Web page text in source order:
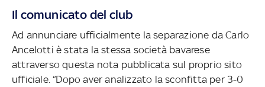
Il comunicato del club
Ad annunciare ufficialmente la separazione da Carlo
Ancelotti è stata la stessa società bavarese
attraverso questa nota pubblicata sul proprio sito
ufficiale. “Dopo aver analizzato la sconfitta per 3-0